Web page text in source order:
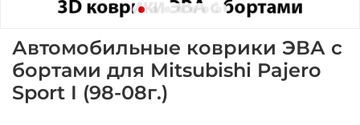
Автомобильные коврики ЭВА с
бортами для Mitsubishi Pajero
Sport I (98-08г.)